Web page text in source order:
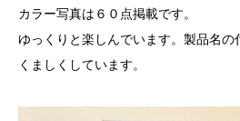
カラー写真は６０点掲載です。
ゆっくりと楽しんでいます。製品名
くましくしています。